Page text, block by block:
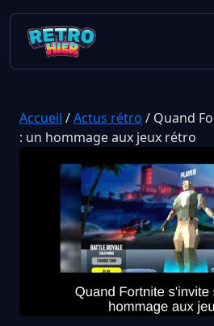
Accueil /Actus rétro / Quand
: un hommage aux jeux rétro